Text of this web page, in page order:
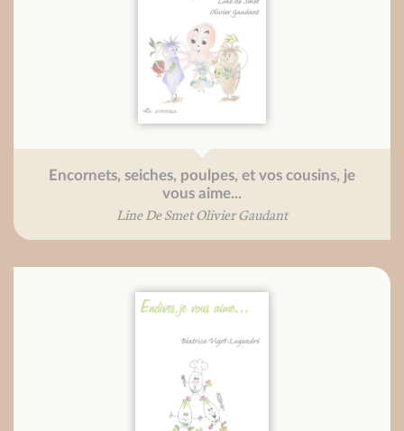
Encornets, seiches, poulpes, et vos cousins, je
vous aime...
Line De Smet Olivier Gaudant